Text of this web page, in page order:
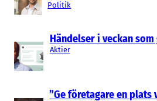
Politik
Händelser i veckan som
Aktier
”Ge företagare en plats